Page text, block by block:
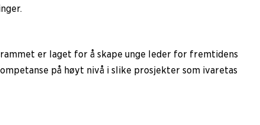
er laget for å skape unge leder for fremtidens
på høyt nivå i slike prosjekter som ivaretas